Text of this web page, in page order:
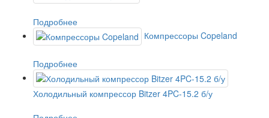
Подробнее
Компрессоры Copeland
Подробнее
Холодильный компрессор Bitzer 4PC-15.2 б/у